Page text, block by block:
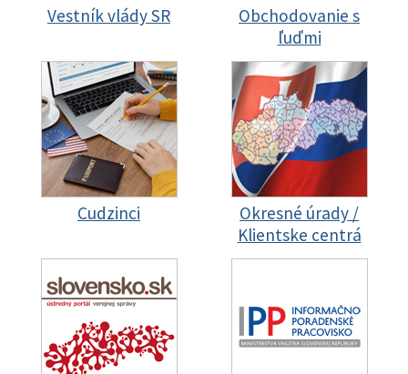
Vestník vlády SR
Obchodovanie s
ľuďmi
Cudzinci
Okresné úrady /
Klientske centrá